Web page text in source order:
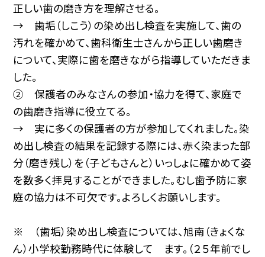
正しい歯の磨き方を理解させる。
→ 歯垢（しこう）の染め出し検査を実施して、歯の
汚れを確かめて、歯科衛生士さんから正しい歯磨き
について、実際に歯を磨きながら指導していただきま
した。
② 保護者のみなさんの参加・協力を得て、家庭で
の歯磨き指導に役立てる。
→ 実に多くの保護者の方が参加してくれました。染
め出し検査の結果を記録する際には、赤く染まった部
分（磨き残し）を（子どもさんと）いっしょに確かめて姿
を数多く拝見することができました。むし歯予防に家
庭の協力は不可欠です。よろしくお願いします。
※ （歯垢）染め出し検査については、旭南（きょくな
ん）小学校勤務時代に体験して ます。（２５年前でし